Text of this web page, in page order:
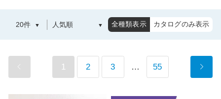
全種類表示 カタログのみ表示
1 2 3 … 55